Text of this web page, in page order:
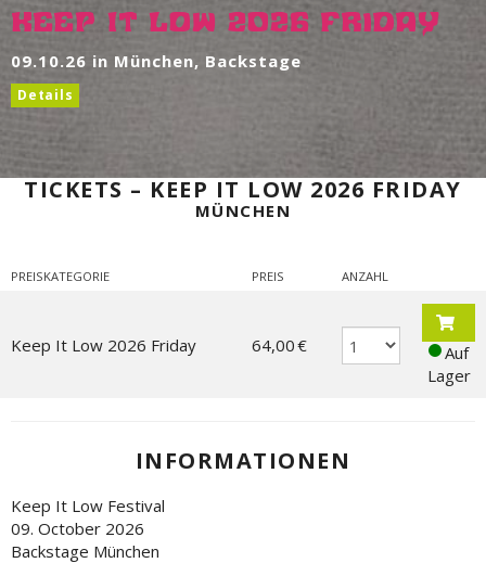
Keep It Low 2026 Friday
09.10.26 in München, Backstage
Details
TICKETS – KEEP IT LOW 2026 FRIDAY
MÜNCHEN
PREISKATEGORIE PREIS ANZAHL
Keep It Low 2026 Friday 64,00 €
Auf
Lager
INFORMATIONEN
Keep It Low Festival
09. October 2026
Backstage München